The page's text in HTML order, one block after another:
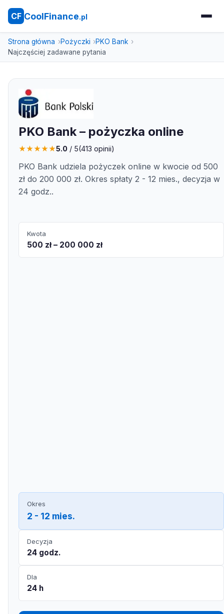
CF CoolFinance.pl
Strona główna Pożyczki
PKO Bank
Najczęściej zadawane pytania
PKO Bank – pożyczka online
★★★★★5.0 / 5(413 opinii)
PKO Bank udziela pożyczek online w kwocie od 500
zł do 200 000 zł. Okres spłaty 2 - 12 mies., decyzja w
24 godz..
Kwota
500 zł – 200 000 zł
Okres
2 - 12 mies.
Decyzja
24 godz.
Dla
24 h